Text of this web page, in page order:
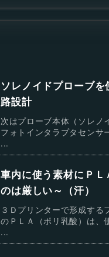
ソレノイドプローブを
路設計
次はプローブ本体（ソレノ
フォトインタラプタセンサ
...
車内に使う素材にＰＬ
のは厳しい～（汗）
３Ｄプリンターで形成する
のＰＬＡ（ポリ乳酸）は、
...